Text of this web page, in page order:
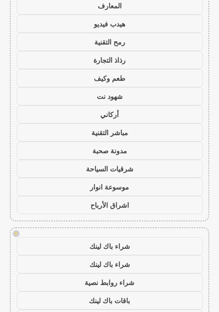
المعارف
هيدب فيديو
رمح التقنية
رذاذ التجارة
طعم وكيف
شهود نت
أركاني
مباشر التقنية
مدونة صحبة
شرقيات السياحة
موسوعة انوار
اشراق الأرباح
!
شراء باك لينك
شراء باك لينك
شراء روابط نصية
باقات باك لينك